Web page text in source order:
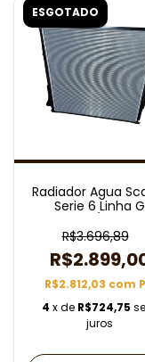
ESGOTADO
Radiador Agua
Serie 6 Linha G
R$3.696,89
R$2.812,03 com
4 x de R$724,75
juros